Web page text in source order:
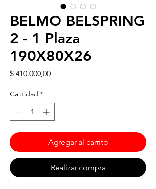
BELMO BELSPRING
2 - 1 Plaza
190X80X26
$ 410.000,00Precio
Cantidad *
Agregar al carrito
Realizar compra